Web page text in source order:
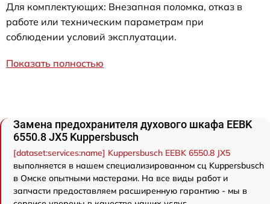
Для комплектующих: Внезапная поломка, отказ в
работе или техническим параметрам при
соблюдении условий эксплуатации.
Показать полностью
Замена предохранителя духового шкафа EEBK
6550.8 JX5 Kuppersbusch
[dataset:services:name] Kuppersbusch EEBK 6550.8 JX5
выполняется в нашем специализированном сц Kuppersbusch
в Омске опытными мастерами. На все виды работ и
запчасти предоставляем расширенную гарантию - мы в